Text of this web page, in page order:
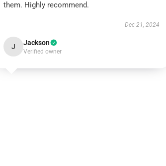
them. Highly recommend.
Dec 21, 2024
J Jackson
Verified owner